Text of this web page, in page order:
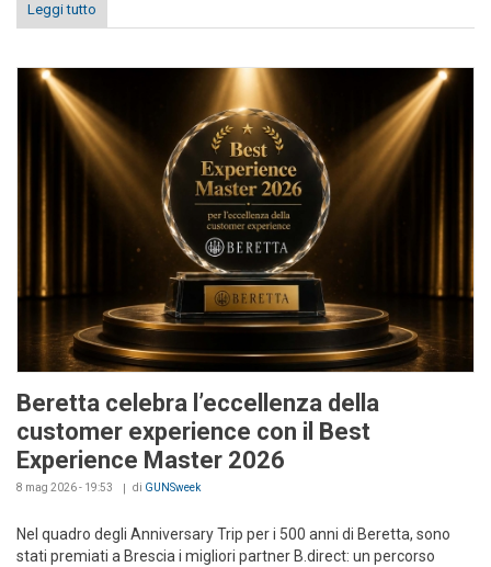
Leggi tutto
Beretta celebra l’eccellenza della
customer experience con il Best
Experience Master 2026
8 mag 2026 - 19:53 di GUNSweek
Nel quadro degli Anniversary Trip per i 500 anni di Beretta, sono
stati premiati a Brescia i migliori partner B.direct: un percorso